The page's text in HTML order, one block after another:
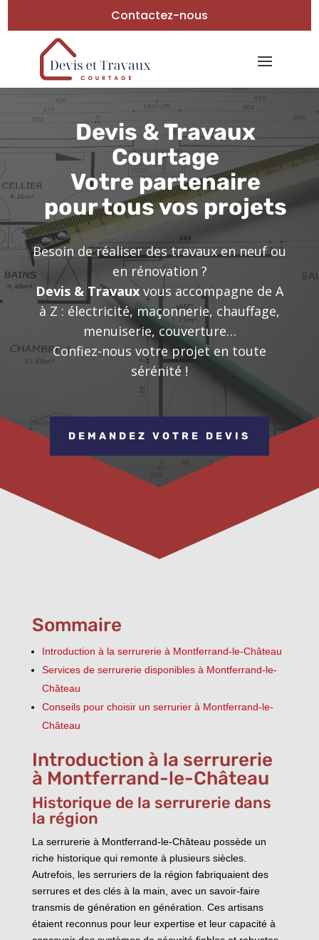
Contactez-nous
Devis & Travaux
Courtage
Votre partenaire
pour tous vos projets
Besoin de réaliser des travaux en neuf ou
en rénovation ?
Devis & Travaux vous accompagne de A
à Z : électricité, maçonnerie, chauffage,
menuiserie, couverture…
Confiez-nous votre projet en toute
sérénité !
DEMANDEZ VOTRE DEVIS
Sommaire
Introduction à la serrurerie à Montferrand-le-Château
Services de serrurerie disponibles à Montferrand-le-
Château
Conseils pour choisir un serrurier à Montferrand-le-
Château
Introduction à la serrurerie
à Montferrand-le-Château
Historique de la serrurerie dans
la région
La serrurerie à Montferrand-le-Château possède un
riche historique qui remonte à plusieurs siècles.
Autrefois, les serruriers de la région fabriquaient des
serrures et des clés à la main, avec un savoir-faire
transmis de génération en génération. Ces artisans
étaient reconnus pour leur expertise et leur capacité à